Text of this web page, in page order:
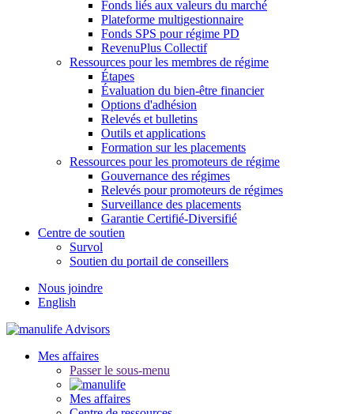
Fonds liés aux valeurs du marché
Plateforme multigestionnaire
Fonds SPS pour régime PD
RevenuPlus Collectif
Ressources pour les membres de régime
Étapes
Évaluation du bien-être financier
Options d'adhésion
Relevés et bulletins
Outils et applications
Formation sur les placements
Ressources pour les promoteurs de régime
Gouvernance des régimes
Relevés pour promoteurs de régimes
Surveillance des placements
Garantie Certifié-Diversifié
Centre de soutien
Survol
Soutien du portail de conseillers
Nous joindre
English
Mes affaires
Passer le sous-menu
Mes affaires